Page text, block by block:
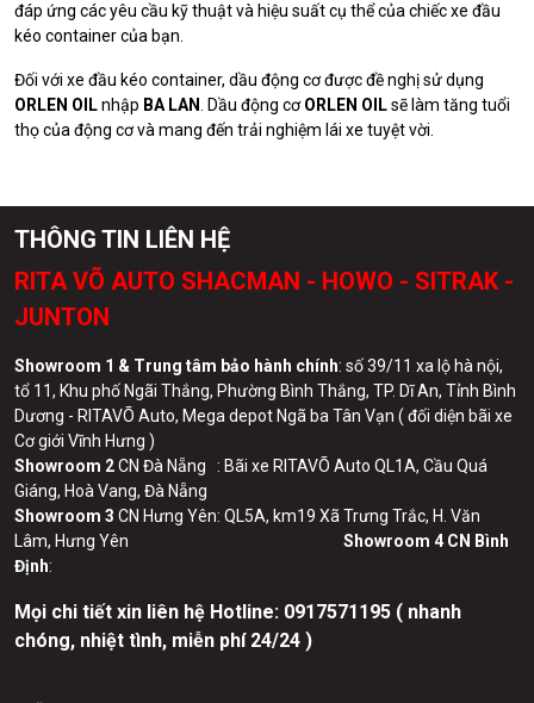
đáp ứng các yêu cầu kỹ thuật và hiệu suất cụ thể của chiếc xe đầu
kéo container của bạn.
Đối với xe đầu kéo container, dầu động cơ được đề nghị sử dụng
ORLEN OILnhập BA LAN . Dầu động cơORLEN OILsẽ làm tăng tuổi
thọ của động cơ và mang đến trải nghiệm lái xe tuyệt vời.
THÔNG TIN LIÊN HỆ
RITA VÕ AUTO SHACMAN - HOWO - SITRAK -
JUNTON
Showroom 1 & Trung tâm bảo hành chính: số 39/11 xa lộ hà nội,
tổ 11, Khu phố Ngãi Thắng, Phường Bình Thắng, TP. Dĩ An, Tỉnh Bình
Dương - RITAVÕ Auto, Mega depot Ngã ba Tân Vạn ( đối diện bãi xe
Cơ giới Vĩnh Hưng )
Showroom 2CN Đà Nẵng : Bãi xe RITAVÕ Auto QL1A, Cầu Quá
Giáng, Hoà Vang, Đà Nẵng
Showroom 3 CN Hưng Yên: QL5A, km19 Xã Trưng Trắc, H. Văn
Lâm, Hưng Yên Showroom 4 CN Bình
Định:
Mọi chi tiết xin liên hệ Hotline: 0917571195 ( nhanh
chóng, nhiệt tình, miễn phí 24/24 )